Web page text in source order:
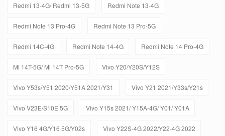
Redmi 13-4G/ Redmi 13-5G Redmi Note 13-4G
Redmi Note 13 Pro-4G Redmi Note 13 Pro-5G
Redmi 14C-4G Redmi Note 14-4G Redmi Note 14 Pro-4G
Mi 14T-5G/ Mi 14T Pro-5G Vivo Y20/Y20S/Y12S
Vivo Y53s/Y51 2020/Y51A 2021/Y31 Vivo Y21 2021/Y33s/Y21s
Vivo V23E/S10E 5G Vivo Y15s 2021/ Y15A-4G/ Y01/ Y01A
Vivo Y16 4G/Y16 5G/Y02s Vivo Y22S-4G 2022/Y22-4G 2022